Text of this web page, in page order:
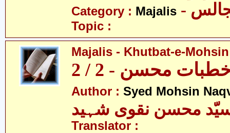
Category : Majalis
Topic :
Majalis - Khutbat-e-
محسن - 2 / 2
Author : Syed Mohsin
محسن نقوی شہید
Translator :